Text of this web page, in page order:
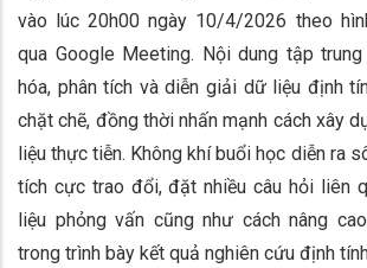
vào lúc 20h00 ngày 10/4/2026 theo
qua Google Meeting. Nội dung tập
hóa, phân tích và diễn giải dữ liệu định
chặt chẽ, đồng thời nhấn mạnh cách xây
liệu thực tiễn. Không khí buổi học diễn ra
tích cực trao đổi, đặt nhiều câu hỏi liên
liệu phỏng vấn cũng như cách nâng
trong trình bày kết quả nghiên cứu định